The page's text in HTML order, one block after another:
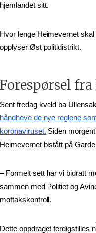
hjemlandet sitt.
Hvor lenge Heimevernet
opplyser Øst politidistrikt.
Forespørsel
Sent fredag kveld ba
håndheve de nye reglene
koronaviruset. Siden
Heimevernet bistått på
– Formelt sett har vi bidratt
sammen med Politiet og
mottakskontroll.
Dette oppdraget ferdigstilles